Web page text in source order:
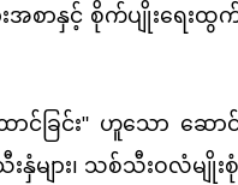
စာနှင့် စိုက်ပျိုးရေးထွ
ခြင်း" ဟူသော ဆောင်
း၊ သစ်သီးဝလံမျိုးစုံ၊